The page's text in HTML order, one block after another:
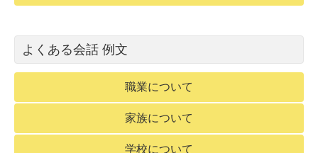
よくある会話 例文
職業について
家族について
学校について